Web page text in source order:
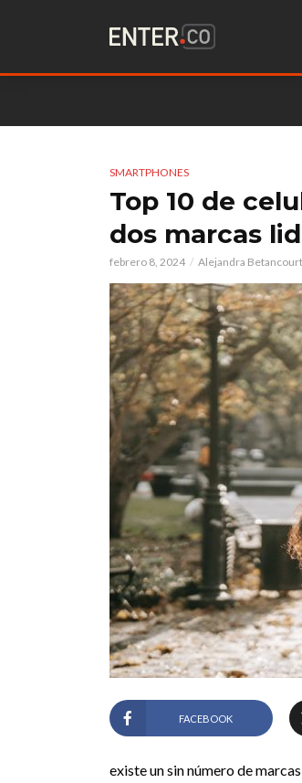
SMARTPHONES
Top 10 de
dos marcas
febrero 8, 2024 Alejandra Betancourt
FACEBOOK
existe un sin número de